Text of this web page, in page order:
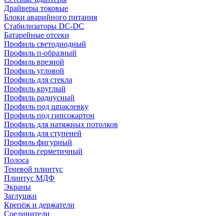
Драйверы токовые
Блоки аварийного питания
Стабилизаторы DC-DC
Батарейные отсеки
Профиль светодиодный
Профиль п-образный
Профиль врезной
Профиль угловой
Профиль для стекла
Профиль круглый
Профиль радиусный
Профиль под шпаклевку
Профиль под гипсокартон
Профиль для натяжных потолков
Профиль для ступеней
Профиль фигурный
Профиль герметичный
Полоса
Теневой плинтус
Плинтус МДФ
Экраны
Заглушки
Крепёж и держатели
Соединители